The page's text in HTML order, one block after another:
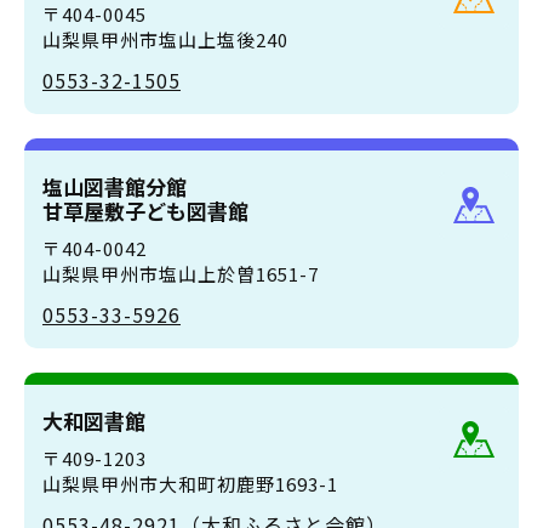
〒404-0045
山梨県甲州市塩山上塩後240
0553-32-1505
塩山図書館分館
甘草屋敷子ども図書館
〒404-0042
山梨県甲州市塩山上於曽1651-7
0553-33-5926
大和図書館
〒409-1203
山梨県甲州市大和町初鹿野1693-1